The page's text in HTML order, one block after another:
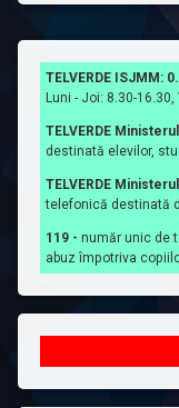
TELVERDE ISJMM:
Luni - Joi: 8.30-
TELVERDE
destinată elevilor,
TELVERDE
telefonică destinată
119 - număr unic de
abuz împotriva